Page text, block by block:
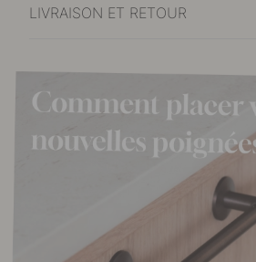
LIVRAISON ET RETOUR